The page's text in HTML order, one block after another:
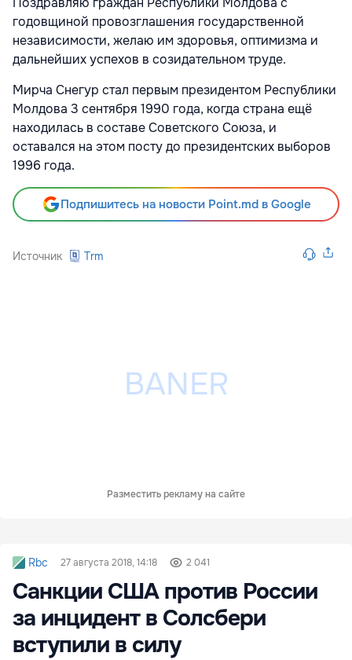
годовщиной провозглашения государственной
независимости, желаю им здоровья, оптимизма и
дальнейших успехов в созидательном труде.
Мирча Снегур стал первым президентом Республики
Молдова 3 сентября 1990 года, когда страна ещё
находилась в составе Советского Союза, и
оставался на этом посту до президентских выборов
1996 года.
Подпишитесь на новости Point.md в Google
Источник Trm
Разместить рекламу на сайте
Rbc 27 августа 2018, 14:18 2 041
Санкции США против России
за инцидент в Солсбери
вступили в силу